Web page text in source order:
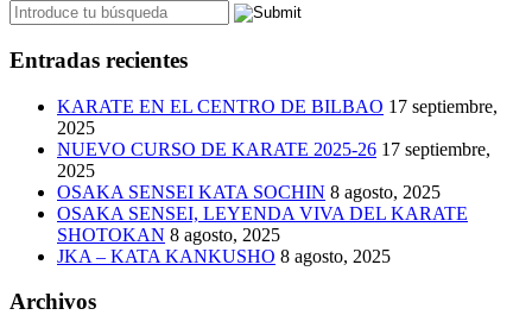
Entradas recientes
KARATE EN EL CENTRO DE BILBAO 17 septiembre,
2025
NUEVO CURSO DE KARATE 2025-26 17 septiembre,
2025
OSAKA SENSEI KATA SOCHIN 8 agosto, 2025
OSAKA SENSEI, LEYENDA VIVA DEL KARATE
SHOTOKAN 8 agosto, 2025
JKA – KATA KANKUSHO 8 agosto, 2025
Archivos